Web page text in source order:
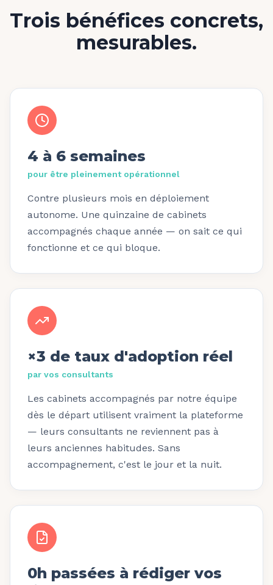
Trois bénéfices concrets,
mesurables.
4 à 6 semaines
pour être pleinement opérationnel
Contre plusieurs mois en déploiement
autonome. Une quinzaine de cabinets
accompagnés chaque année — on sait ce qui
fonctionne et ce qui bloque.
×3 de taux d'adoption réel
par vos consultants
Les cabinets accompagnés par notre équipe
dès le départ utilisent vraiment la plateforme
— leurs consultants ne reviennent pas à
leurs anciennes habitudes. Sans
accompagnement, c'est le jour et la nuit.
0h passées à rédiger vos